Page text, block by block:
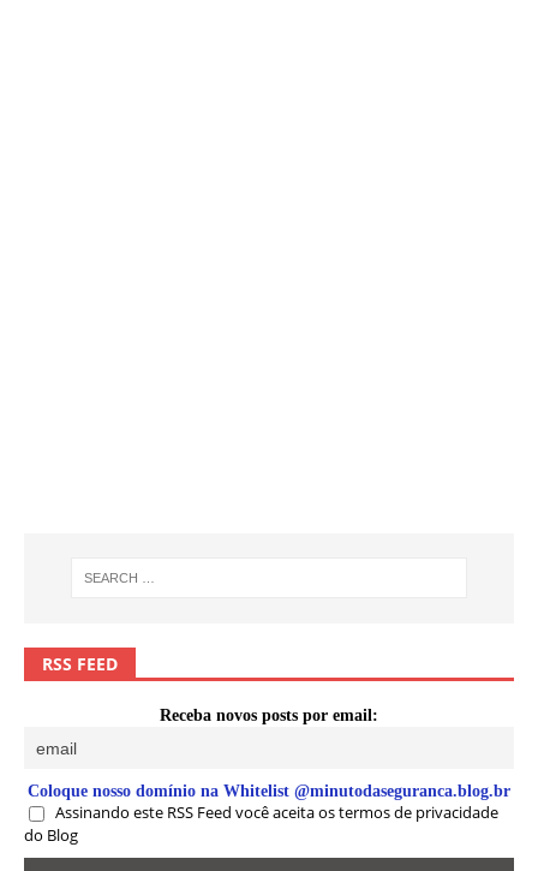
RSS FEED
Receba novos posts por email:
Coloque nosso domínio na Whitelist @minutodaseguranca.blog.br
Assinando este RSS Feed você aceita os termos de privacidade
do Blog